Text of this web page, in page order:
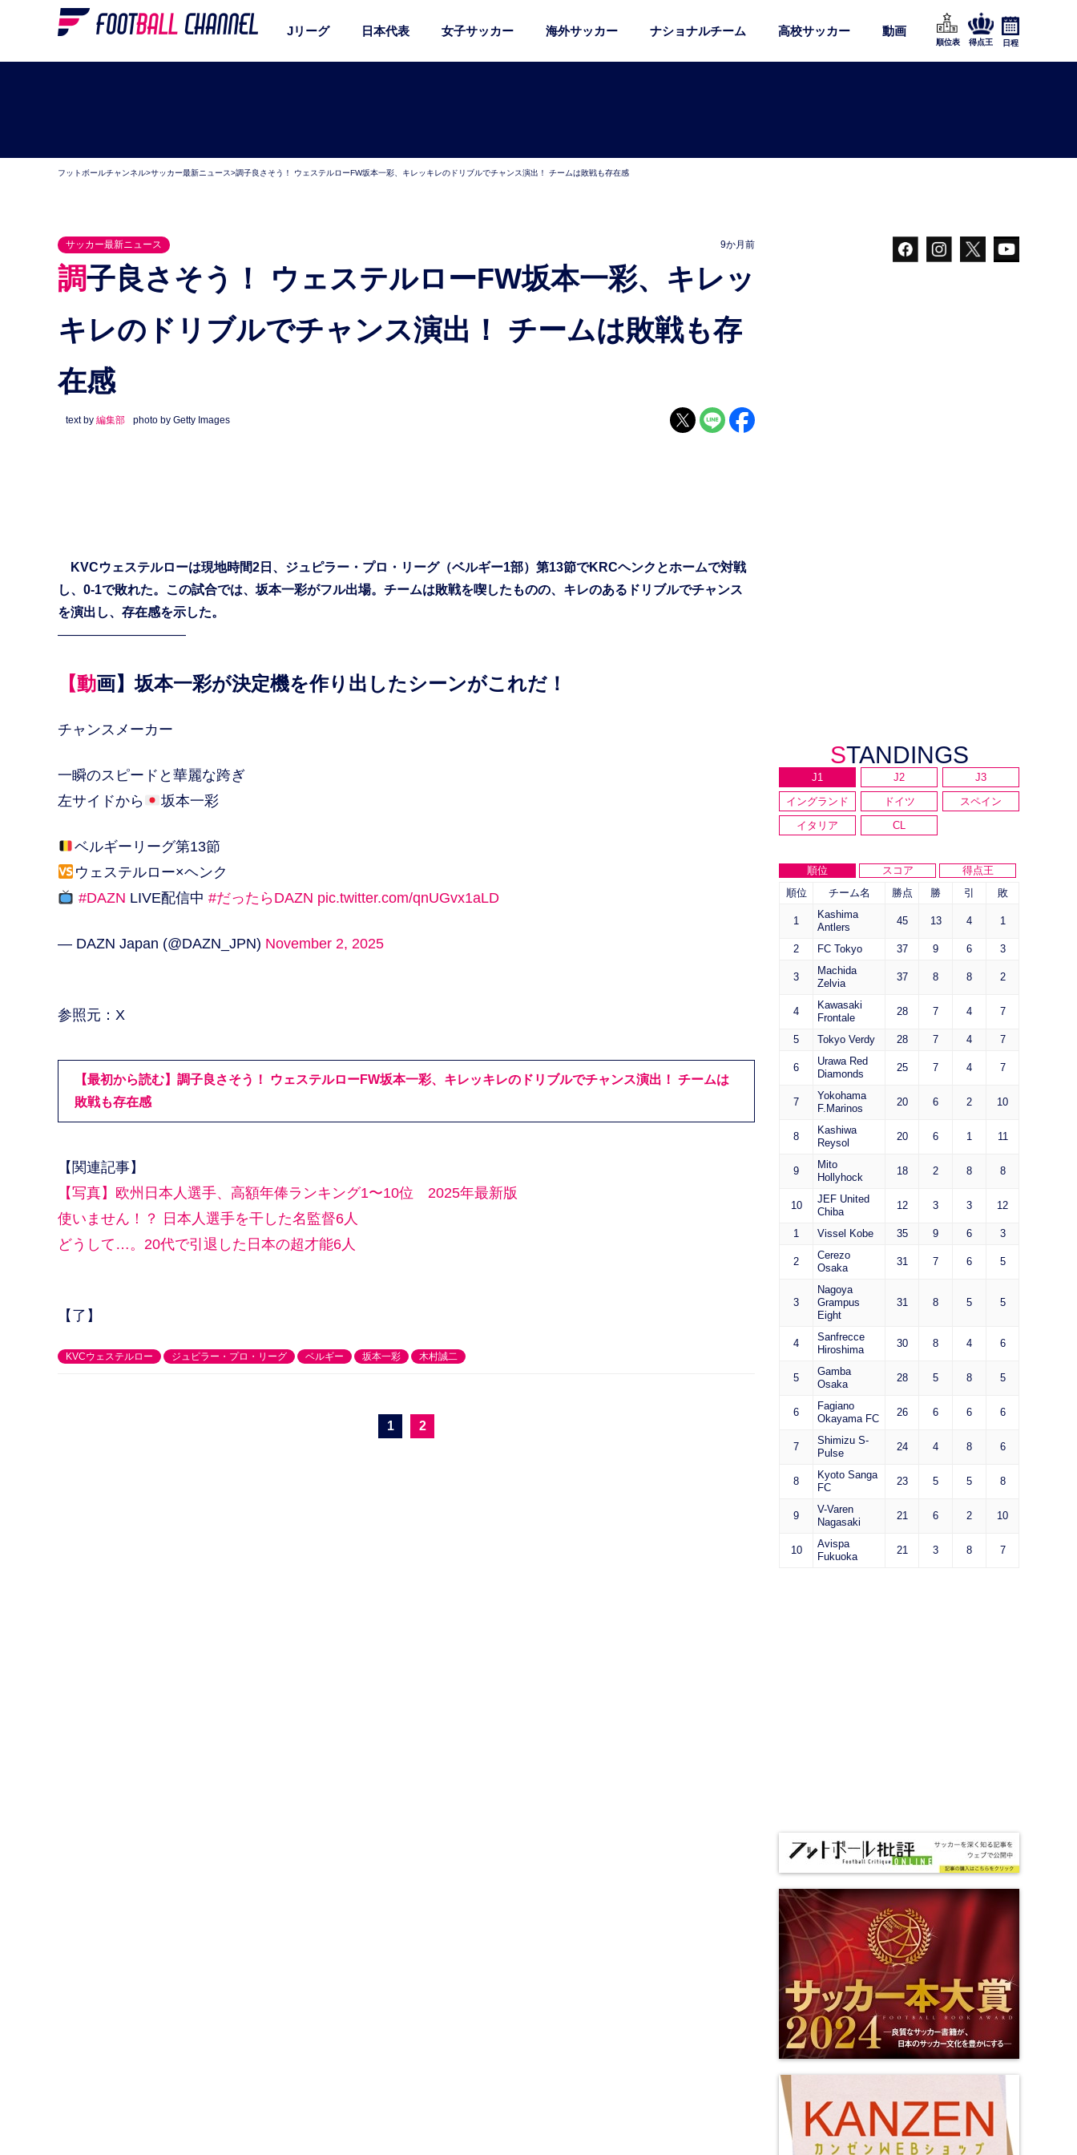
Jリーグ 日本代表 女子サッカー 海外サッカー ナショナルチーム 高校サッカー 動画
順位表 得点王 日程
フットボールチャンネル>サッカー最新ニュース>調子良さそう！ ウェステルローFW坂本一彩、キレッキレのドリブルでチャンス演出！ チームは敗戦も存在感
サッカー最新ニュース 9か月前
調子良さそう！ ウェステルローFW坂本一彩、キレッ
キレのドリブルでチャンス演出！ チームは敗戦も存
在感
text by 編集部 photo by Getty Images
KVCウェステルローは現地時間2日、ジュピラー・プロ・リーグ（ベルギー1部）第13節でKRCヘンクとホームで対戦
し、0-1で敗れた。この試合では、坂本一彩がフル出場。チームは敗戦を喫したものの、キレのあるドリブルでチャンス
を演出し、存在感を示した。
——————————
【動画】坂本一彩が決定機を作り出したシーンがこれだ！
チャンスメーカー
一瞬のスピードと華麗な跨ぎ
左サイドから
坂本一彩
ベルギーリーグ第13節
ウェステルロー×ヘンク
#DAZN LIVE配信中 #だったらDAZN pic.twitter.com/qnUGvx1aLD
— DAZN Japan (@DAZN_JPN) November 2, 2025
参照元：X
【最初から読む】調子良さそう！ ウェステルローFW坂本一彩、キレッキレのドリブルでチャンス演出！ チームは
敗戦も存在感
【関連記事】
【写真】欧州日本人選手、高額年俸ランキング1〜10位 2025年最新版
使いません！？ 日本人選手を干した名監督6人
どうして…。20代で引退した日本の超才能6人
【了】
KVCウェステルロー ジュピラー・プロ・リーグ ベルギー 坂本一彩 木村誠二
1 2
STANDINGS
J1 J2
J3
イングランド
ドイツ
スペイン
イタリア
CL
順位 スコア
得点王
順位
チーム名 勝点 勝 引 敗
1
Kashima
Antlers
45 13 4 1
2 FC Tokyo 37 9 6 3
3
Machida
Zelvia
37 8 8 2
4
Kawasaki
Frontale
28 7 4 7
5 Tokyo Verdy 28 7 4 7
6
Urawa Red
Diamonds
25 7 4 7
7
Yokohama
F.Marinos
20 6 2 10
8
Kashiwa
Reysol
20 6 1 11
9
Mito
Hollyhock
18 2 8 8
10
JEF United
Chiba
12 3 3 12
1 Vissel Kobe 35 9 6 3
2
Cerezo
Osaka
31 7 6 5
3
Nagoya
Grampus
Eight
31 8 5 5
4
Sanfrecce
Hiroshima
30 8 4 6
5
Gamba
Osaka
28 5 8 5
6
Fagiano
Okayama FC
26 6 6 6
7
Shimizu S-
Pulse
24 4 8 6
8
Kyoto Sanga
FC
23 5 5 8
9
V-Varen
Nagasaki
21 6 2 10
10
Avispa
Fukuoka
21 3 8 7